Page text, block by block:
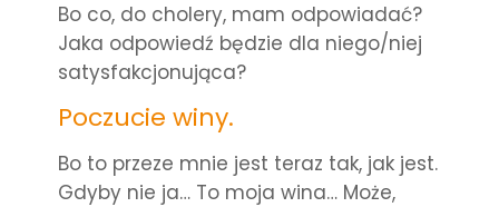
Bo co, do cholery, mam odpowiadać?
Jaka odpowiedź będzie dla niego/niej
satysfakcjonująca?
Poczucie winy.
Bo to przeze mnie jest teraz tak, jak jest.
Gdyby nie ja… To moja wina… Może,